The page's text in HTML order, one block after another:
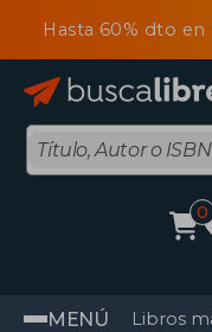
Hasta 60% dto
0
MENÚ Libros